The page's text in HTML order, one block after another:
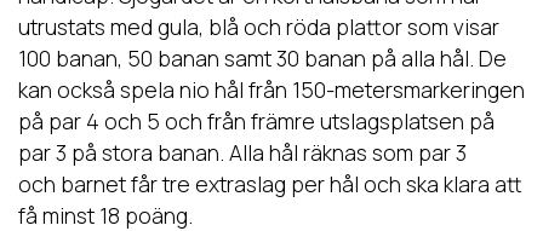
utrustats med gula, blå och röda plattor som visar
100 banan, 50 banan samt 30 banan på alla hål. De
kan också spela nio hål från 150-metersmarkeringen
på par 4 och 5 och från främre utslagsplatsen på
par 3 på stora banan. Alla hål räknas som par 3
och barnet får tre extraslag per hål och ska klara att
få minst 18 poäng.